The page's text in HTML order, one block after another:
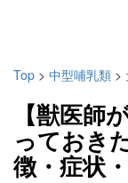
Top > 中型哺乳類 >
【獣医師
っておき
徴・症状